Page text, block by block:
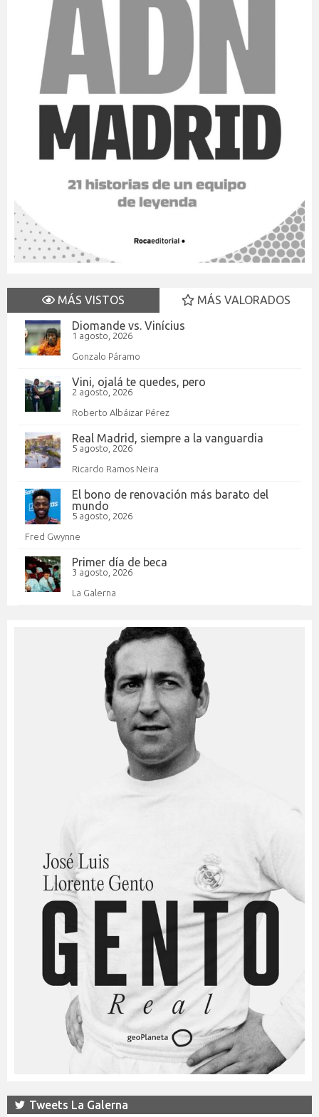
MÁS VISTOS
MÁS VALORADOS
Diomande vs. Vinícius
1 agosto, 2026
Gonzalo Páramo
Vini, ojalá te quedes, pero
2 agosto, 2026
Roberto Albáizar Pérez
Real Madrid, siempre a la vanguardia
5 agosto, 2026
Ricardo Ramos Neira
El bono de renovación más barato del
mundo
5 agosto, 2026
Fred Gwynne
Primer día de beca
3 agosto, 2026
La Galerna
Tweets La Galerna